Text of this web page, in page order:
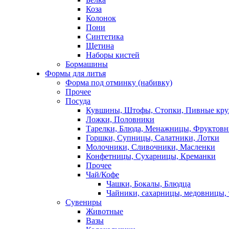
Коза
Колонок
Пони
Синтетика
Щетина
Наборы кистей
Бормашины
Формы для литья
Форма под отминку (набивку)
Прочее
Посуда
Кувшины, Штофы, Стопки, Пивные
Ложки, Половники
Тарелки, Блюда, Менажницы,
Горшки, Супницы, Салатники, Лотки
Молочники, Сливочники, Масленки
Конфетницы, Сухарницы, Креманки
Прочее
Чай/Кофе
Чашки, Бокалы, Блюдца
Чайники, сахарницы, медовницы,
Сувениры
Животные
Вазы